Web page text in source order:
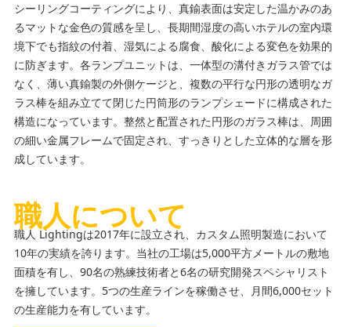
シーリングコーティングにより、真鍮表面は安定した温かみのあ
るマットな金色の質感を呈し、長期間湿度の高いホテルの室内環
境下でも指紋の付着、湿気による腐食、酸化による変色を効果的
に防ぎます。各ランプユニットは、一体型の溝付きガラス管では
なく、薄い真鍮製の外側ケージと、複数の平行な円形の透明なガ
ラス棒を組み立てて閉じた円筒形のランプシェードに構成された
構造になっています。整然と配置された円形のガラス棒は、周囲
の細い金属フレームで固定され、すっきりとした立体的な層を形
成しています。
職人について
職人 Lightingは2017年に設立され、カスタム照明製造において
10年の実績を誇ります。当社の工場は5,000平方メートルの敷地
面積を有し、90名の熟練技術者と6名の研究開発スペシャリスト
を擁しています。5つの生産ラインを稼働させ、月間6,000セット
の生産能力を有しています。